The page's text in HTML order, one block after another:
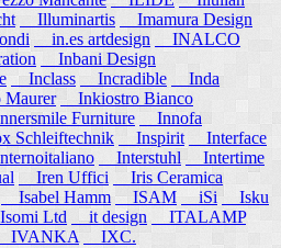
Illuminartis
Imamura Design
in.es artdesign
INALCO
Inbani Design
Inclass Incradible
Inda
Inkiostro Bianco
Furniture
Innofa
Schleiftechnik Inspirit
Interface
Interstuhl
Intertime
Iren Uffici
Iris Ceramica
Isabel Hamm ISAM iSi Isku
Ltd it design
ITALAMP
IVANKA IXC.